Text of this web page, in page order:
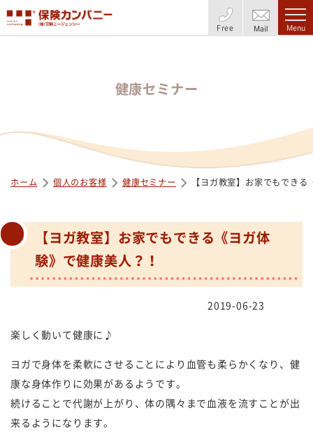
Free Mail Menu
健康セミナー
ホーム 個人のお客様 健康セミナー 【ヨガ教室】お家でもでき
【ヨガ教室】お家でもできる《ヨガ体
験》で健康美人？！
2019-06-23
楽しく動いて健康に♪
ヨガで身体を柔軟にさせることにより血管も柔らかくなり、健
康な身体作りに効果があるようです。
続けることで代謝が上がり、体の隅々まで血液を流すことが出
来るようになります。